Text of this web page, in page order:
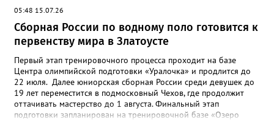
05:48 15.07.26
Сборная России по водному поло готовится к
первенству мира в Златоусте
Первый этап тренировочного процесса проходит на базе
Центра олимпийской подготовки «Уралочка» и продлится до
22 июля. Далее юниорская сборная России среди девушек до
19 лет переместится в подмосковный Чехов, где продолжит
оттачивать мастерство до 1 августа. Финальный этап
подготовки запланирован на тренировочной базе «Озеро